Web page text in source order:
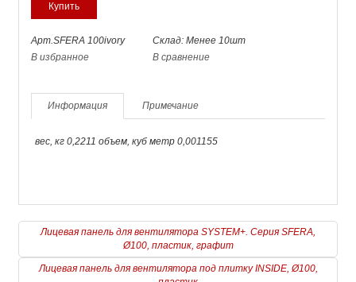
Арт.SFERA 100ivory
Склад: Менее 10шт
В избранное
В сравнение
Информация Примечание
вес, кг 0,2211 объем, куб метр 0,001155
Лицевая панель для вентилятора SYSTEM+. Серия SFERA,
Ø100, пластик, графит
Лицевая панель для вентилятора под плитку INSIDE, Ø100,